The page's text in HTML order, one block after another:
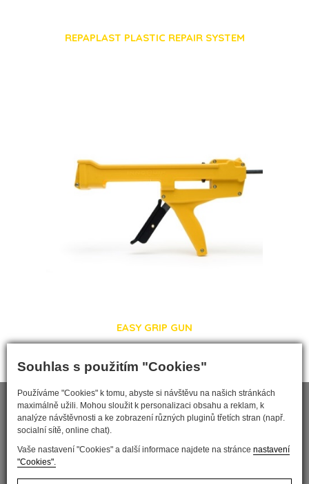
Souhlas s použitím "Cookies"
Používáme "Cookies" k tomu, abyste si návštěvu na našich stránkách
maximálně užili. Mohou sloužit k personalizaci obsahu a reklam, k
analýze návštěvnosti a ke zobrazení různých pluginů třetích stran (např.
socialní sítě, online chat).
Vaše nastavení "Cookies" a další informace najdete na stránce nastavení
"Cookies".
REPAPLAST PLASTIC REPAIR SYSTEM
EASY GRIP GUN